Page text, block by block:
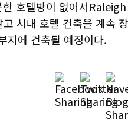
한 호텔방이 없어서
시내 호텔 건축을 계속
에 건축될 예정이다.